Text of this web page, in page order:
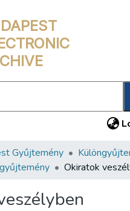
Gyűjtemény
Okiratok